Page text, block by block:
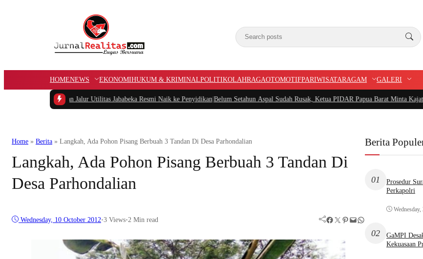
HOMENEWS EKONOMIHUKUM & KRIMINALPOLITIKOLAHRAGAOTOMOTIFPARIWISATARAGAM GALERI
Jalur Utilitas Jababeka Resmi Naik ke Penyidikan |Belum Setahun Aspal Sudah Rusak, Ketua PIDAR Papua Barat Minta Kajati Papua
Home » Berita » Langkah, Ada Pohon Pisang Berbuah 3 Tandan Di Desa Parhondalian
Langkah, Ada Pohon Pisang Berbuah 3 Tandan Di
Desa Parhondalian
Wednesday, 10 October 2012•3 Views•2 Min read Facebook Twitter Pinterest Mail WhatsApp
Berita
01
Prosedur
Perkapolri
02
GaMPI
Kekuasaan